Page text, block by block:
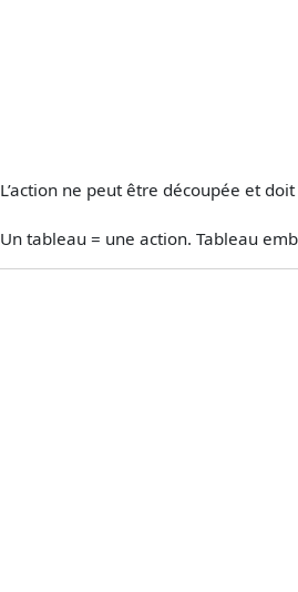
L’action ne peut être découpée et
Un tableau = une action. Tableau